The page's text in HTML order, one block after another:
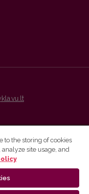
are distributed by
to the storing of cookies
site usage, and